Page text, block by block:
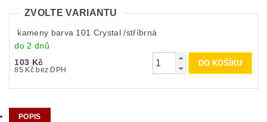
ZVOLTE VARIANTU
kameny barva 101 Crystal /stříbrná
do 2 dnů
103 Kč
85 Kč bez DPH
POPIS